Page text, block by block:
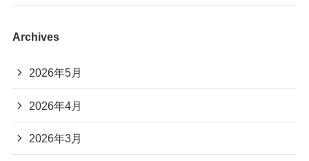
Archives
2026年5月
2026年4月
2026年3月